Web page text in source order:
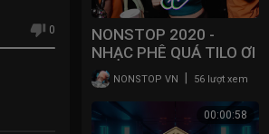
NONSTOP 2020 -
NHẠC PHÊ QUÁ TILO ƠI
- NONSTOP VN
NONSTOP VN 56 lượt xem
00:00:58
0